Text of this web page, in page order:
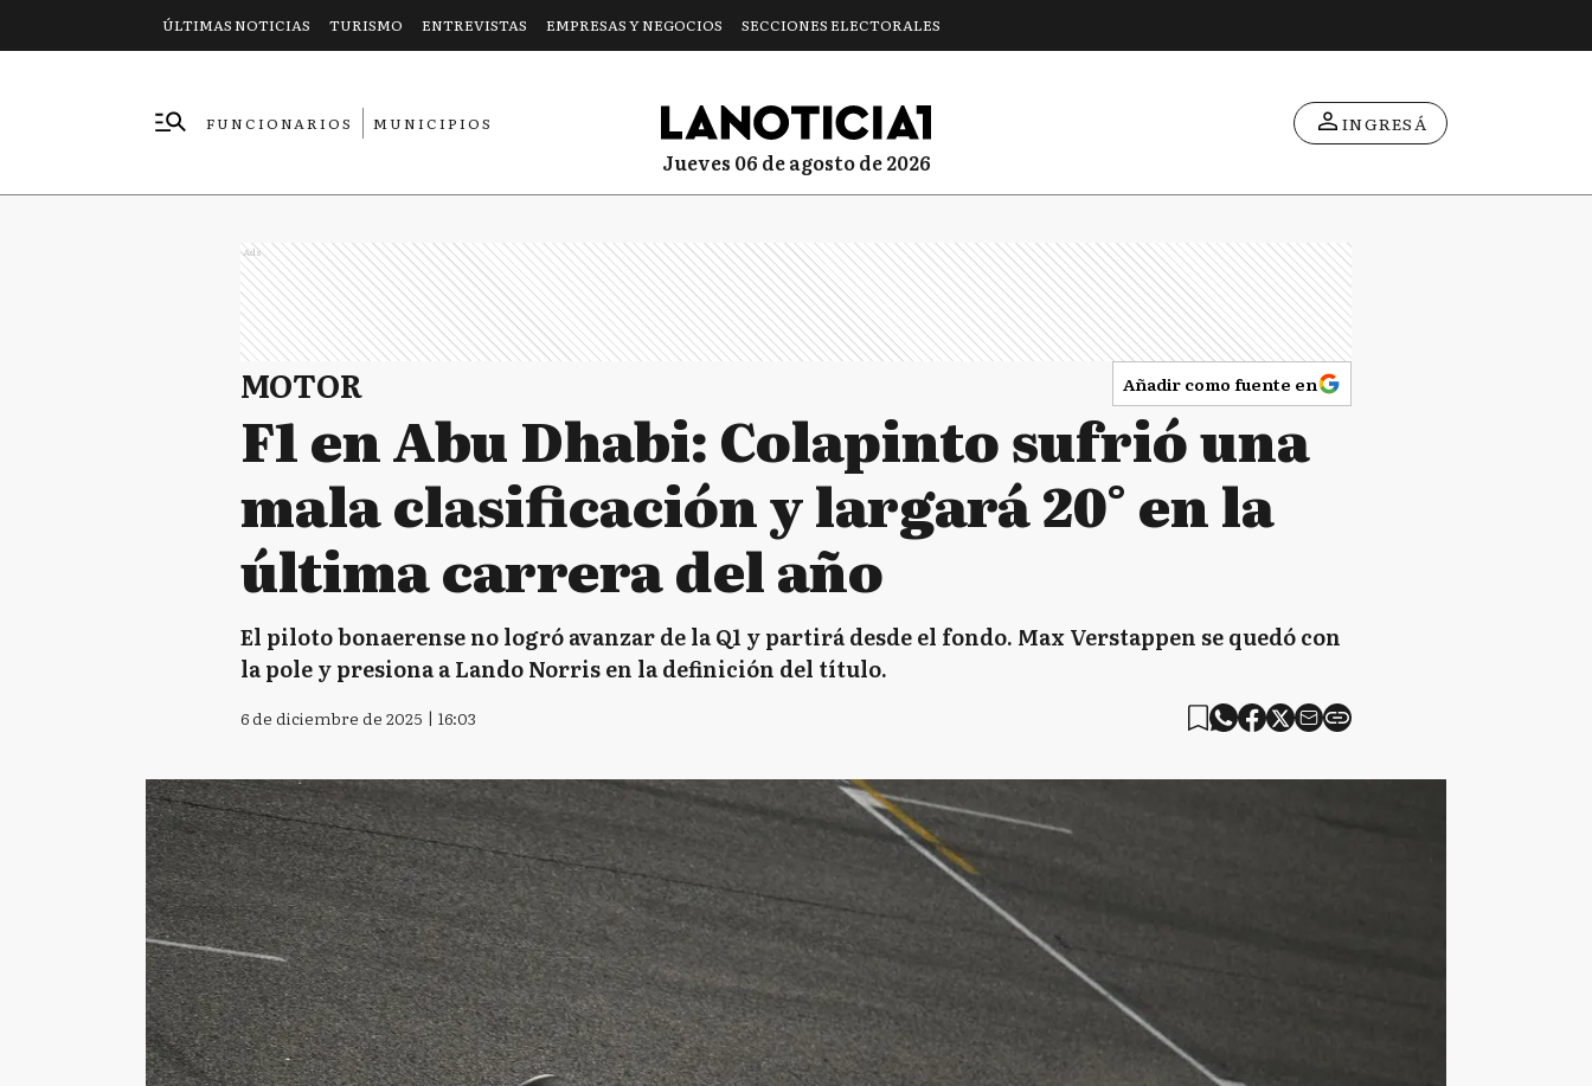
ÚLTIMAS NOTICIAS TURISMO ENTREVISTAS EMPRESAS Y NEGOCIOS SECCIONES ELECTORALES
FUNCIONARIOS
MUNICIPIOS
jueves 06 de agosto de 2026
INGRESÁ
Ads
MOTOR Añadir como fuente en
F1 en Abu Dhabi: Colapinto sufrió una
mala clasificación y largará 20° en la
última carrera del año
El piloto bonaerense no logró avanzar de la Q1 y partirá desde el fondo. Max Verstappen se quedó con
la pole y presiona a Lando Norris en la definición del título.
6 de diciembre de 2025 | 16:03